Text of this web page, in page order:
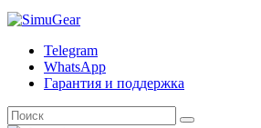
Telegram
WhatsApp
Гарантия и поддержка